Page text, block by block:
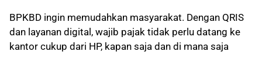
BPKBD ingin memudahkan masyarakat. Dengan QRIS
dan layanan digital, wajib pajak tidak perlu datang ke
kantor cukup dari HP, kapan saja dan di mana saja